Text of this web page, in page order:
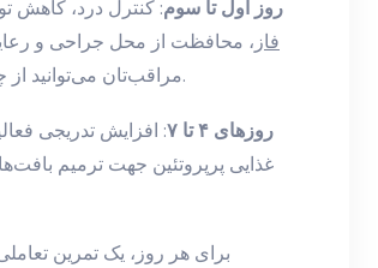
روز اول تا سوم: کنترل درد، کاهش
فاز ، محافظت از محل جراحی و
مراقب‌تان می‌توانید از چک‌لیست تعبیه‌شده استفاده کنید تا هیچ نکته‌ای از قلم نیفتد.
روزهای ۴ تا ۷
: افزایش تدریجی
غذایی پرپروتئین جهت ترمیم
برای هر روز، یک تمرین